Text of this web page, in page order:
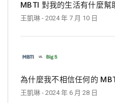
MBTI 對我的生活有什麼幫
王凱琳 - 2024 年 7 月 10 日
為什麼我不相信任何的
王凱琳 - 2024 年 6 月 28 日